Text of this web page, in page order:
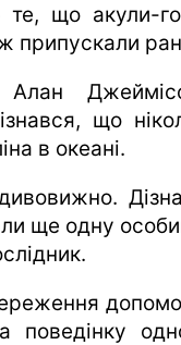
що акули-
припускали
Алан
що
в океані.
ще одну
поведінку